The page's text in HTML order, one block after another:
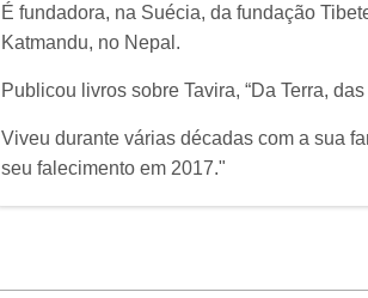
É fundadora, na Suécia, da fundação
Katmandu, no Nepal.
Publicou livros sobre Tavira, “Da Terra,
Viveu durante várias décadas com a sua
seu falecimento em 2017."